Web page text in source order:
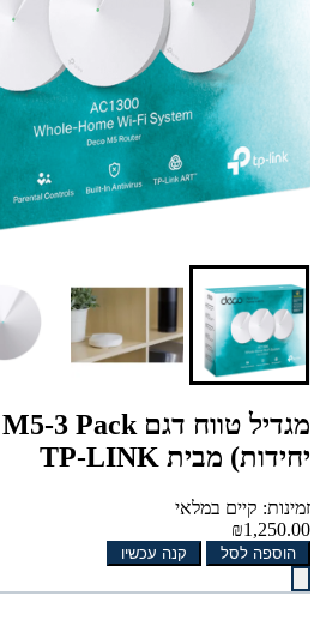
יחידות) מבית TP-LINK
זמינות: קיים במלאי
₪1,250.00
הוספה לסל קנה עכשיו